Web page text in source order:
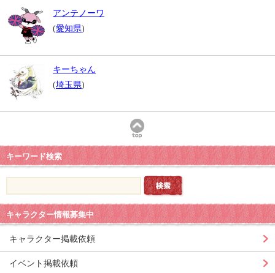
アンテノーワ
(愛知県)
キーちゃん
(埼玉県)
キーワード検索
キャラクター情報募集中
キャラクター掲載依頼
イベント掲載依頼